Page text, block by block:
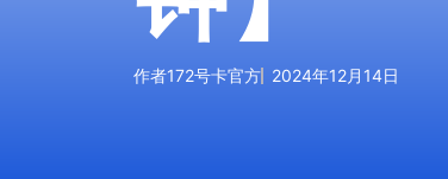
作者172号卡官方 2024年12月14日